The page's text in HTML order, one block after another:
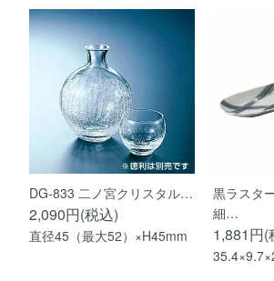
DG-833 二ノ宮クリスタル…
2,090円(税込)
直径45（最大52）×H45mm
黒ラスタ
細…
1,881円(